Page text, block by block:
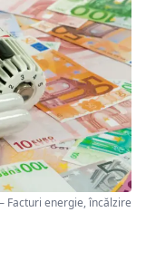
Facturi energie, încălzire